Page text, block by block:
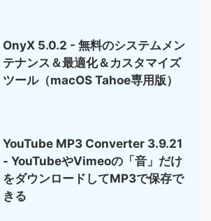
OnyX 5.0.2 - 無料のシステムメン
テナンス＆最適化＆カスタマイズ
ツール（macOS Tahoe専用版）
YouTube MP3 Converter 3.9.21
- YouTubeやVimeoの「音」だけ
をダウンロードしてMP3で保存で
きる